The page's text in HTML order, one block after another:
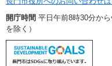
開庁時間 平日午前8時30分か
を除く）